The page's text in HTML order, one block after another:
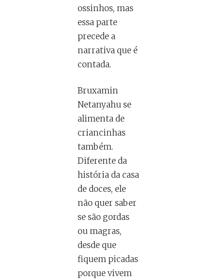
ossinhos, mas
essa parte
precede a
narrativa que é
contada.
Bruxamin
Netanyahu se
alimenta de
criancinhas
também.
Diferente da
história da casa
de doces, ele
não quer saber
se são gordas
ou magras,
desde que
fiquem picadas
porque vivem